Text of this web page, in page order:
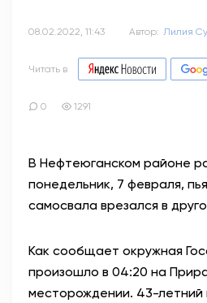
08.02.2022, 11:43 Автор: Лилия
Читать в
0 1291
В Нефтеюганском районе
понедельник, 7 февраля,
самосвала врезался в
Как сообщает окружная
произошло в 04:20 на
месторождении. 43-летний